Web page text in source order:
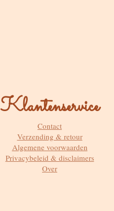
Klantenservice
Contact
Verzending & retour
Algemene voorwaarden
Privacybeleid & disclaimers
Over